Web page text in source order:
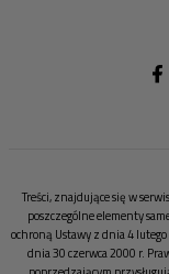
Treści, znajdujące się w
poszczególne elementy
ochroną Ustawy z dnia 4
dnia 30 czerwca 2000 r.